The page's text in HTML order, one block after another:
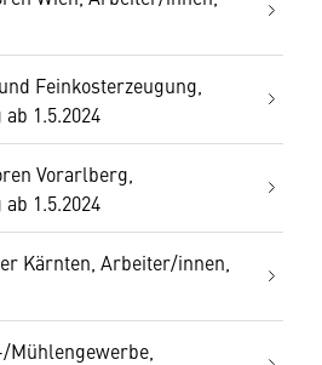
Feinkosterzeugung,
1.5.2024
Vorarlberg,
1.5.2024
Kärnten, Arbeiter/innen,